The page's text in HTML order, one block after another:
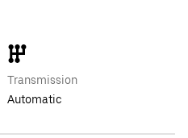
Transmission
Automatic